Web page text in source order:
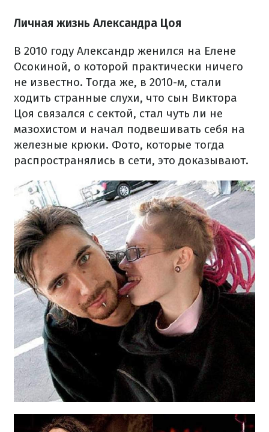
Личная жизнь Александра Цоя
В 2010 году Александр женился на Елене
Осокиной, о которой практически ничего
не известно. Тогда же, в 2010-м, стали
ходить странные слухи, что сын Виктора
Цоя связался с сектой, стал чуть ли не
мазохистом и начал подвешивать себя на
железные крюки. Фото, которые тогда
распространялись в сети, это доказывают.